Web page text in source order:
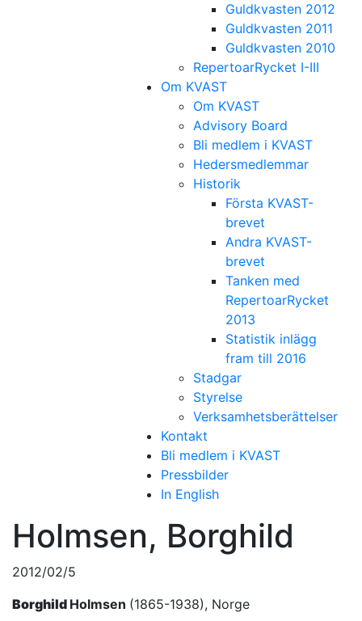
Guldkvasten 2012
Guldkvasten 2011
Guldkvasten 2010
RepertoarRycket I-III
Om KVAST
Om KVAST
Advisory Board
Bli medlem i KVAST
Hedersmedlemmar
Historik
Första KVAST-
brevet
Andra KVAST-
brevet
Tanken med
RepertoarRycket
2013
Statistik inlägg
fram till 2016
Stadgar
Styrelse
Verksamhetsberättelser
Kontakt
Bli medlem i KVAST
Pressbilder
In English
Holmsen, Borghild
2012/02/5
Borghild Holmsen (1865-1938), Norge